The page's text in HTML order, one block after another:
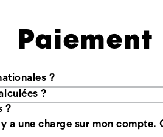
Paiement
?
?
?
Quand cette charge sera-t-elle